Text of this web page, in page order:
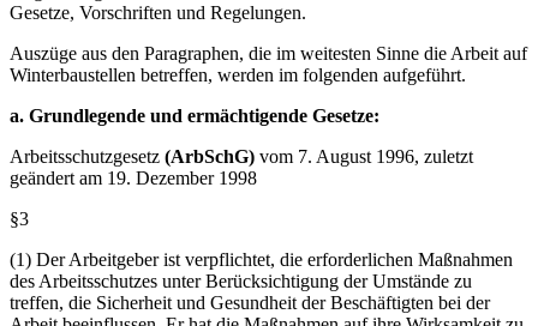
Gesetze, Vorschriften und Regelungen.
Winterbaustellen betreffen, werden im folgenden aufgeführt.
a. Grundlegende und ermächtigende Gesetze:
geändert am 19. Dezember 1998
§3
(1) Der Arbeitgeber ist verpflichtet, die erforderlichen Maßnahmen